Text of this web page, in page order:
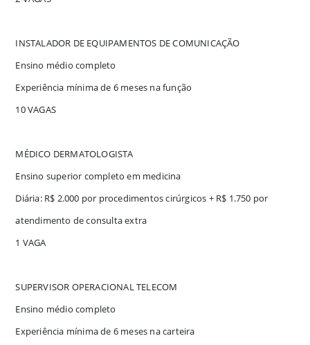
INSTALADOR DE EQUIPAMENTOS DE COMUNICAÇÃO
Ensino médio completo
Experiência mínima de 6 meses na função
10 VAGAS
MÉDICO DERMATOLOGISTA
Ensino superior completo em medicina
Diária: R$ 2.000 por procedimentos cirúrgicos + R$ 1.750 por
atendimento de consulta extra
1 VAGA
SUPERVISOR OPERACIONAL TELECOM
Ensino médio completo
Experiência mínima de 6 meses na carteira